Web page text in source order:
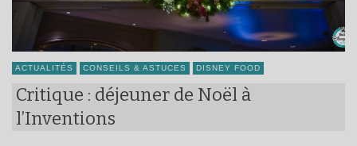
ACTUALITÉS CONSEILS & ASTUCES DISNEY FOOD
Critique : déjeuner de Noël à
l’Inventions